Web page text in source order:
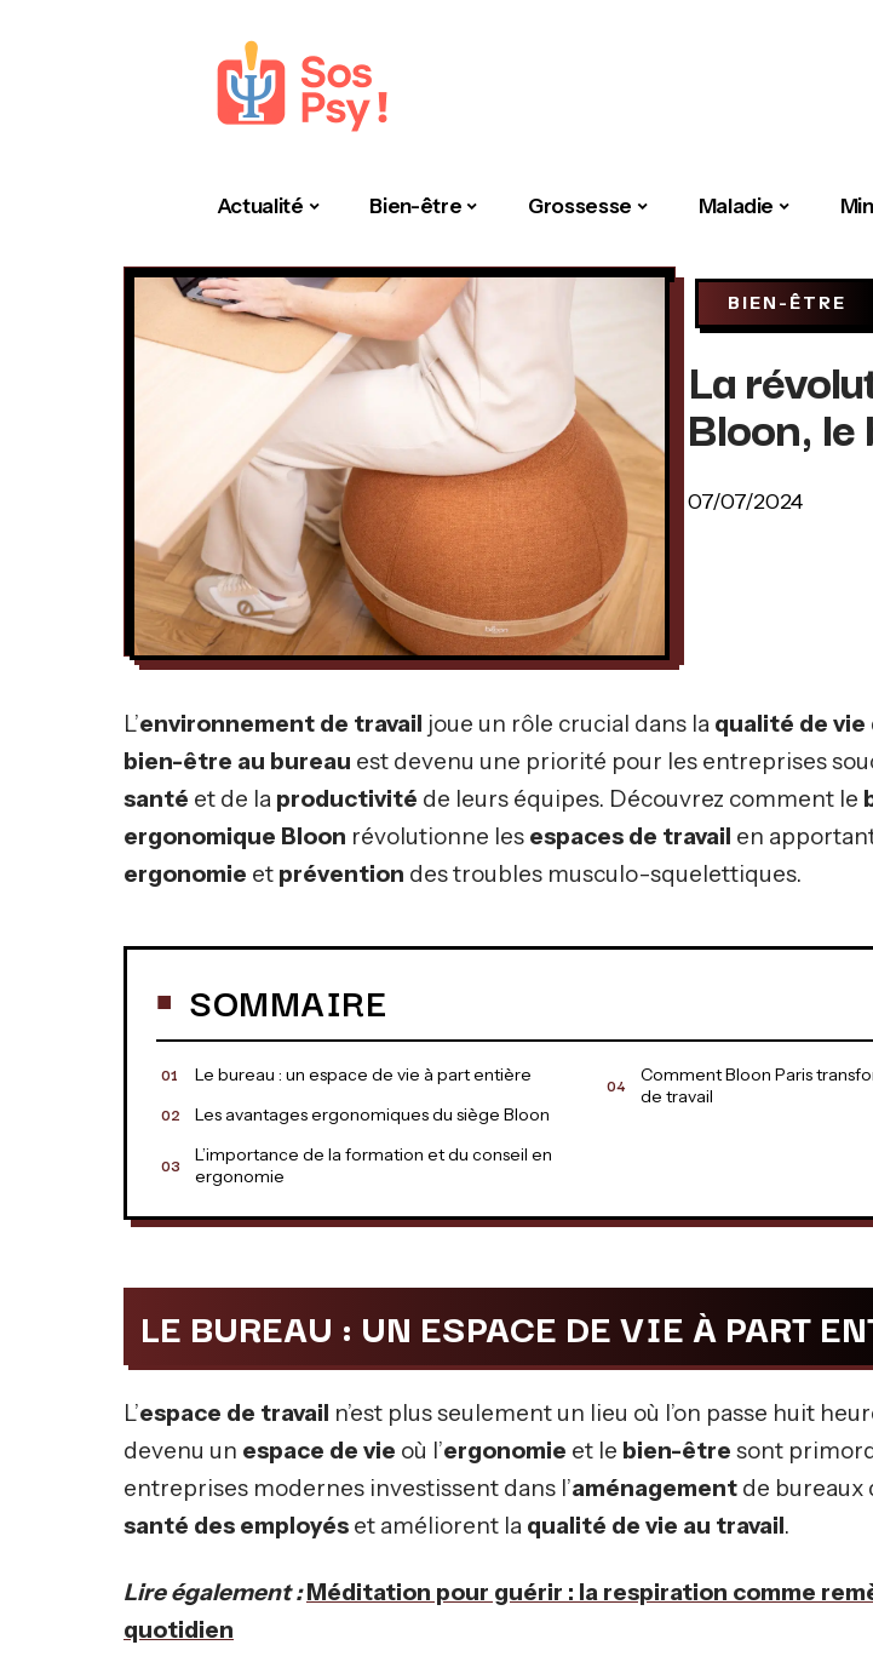
Actualité Bien-être Grossesse Maladie
BIEN-ÊTRE
La
Bloon,
07/07/2024
L’environnement de travail joue un rôle crucial dans la qualité de vie
bien-être au bureau est devenu une priorité pour les entreprises
santé et de la productivité de leurs équipes. Découvrez comment le
ergonomique Bloon révolutionne les espaces de travail en
ergonomie et prévention des troubles musculo-squelettiques.
SOMMAIRE
Le bureau : un espace de vie à part entière
Les avantages ergonomiques du siège Bloon
L’importance de la formation et du conseil en
ergonomie
Comment Bloon Paris
de travail
LE BUREAU : UN ESPACE DE VIE À PART
L’espace de travail n’est plus seulement un lieu où l’on passe huit
devenu un espace de vie où l’ergonomie et le bien-être sont
entreprises modernes investissent dans l’aménagement de bureaux
santé des employés et améliorent la qualité de vie au travail.
Lire également : Méditation pour guérir : la respiration comme
quotidien